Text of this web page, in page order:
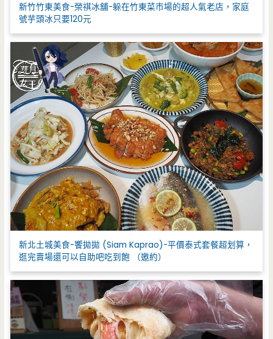
新竹竹東美食-榮祺冰舖-躲在竹東菜市場的超人氣老店，家庭
號芋頭冰只要120元
新北土城美食-饗拋拋 (Siam Kaprao)-平價泰式套餐超划算，
逛完賣場還可以自助吧吃到飽 （邀約）